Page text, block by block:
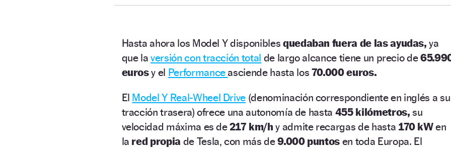
Hasta ahora los Model Y disponibles quedaban fuera de las ayudas, ya
que laversión con tracción total de largo alcance tiene un precio de
eurosy el Performanceasciende hasta los 70.000 euros.
El Model Y Real-Wheel Drive (denominación correspondiente en inglés a su
tracción trasera) ofrece una autonomía de hasta 455 kilómetros, su
velocidad máxima es de217 km/h y admite recargas de hasta 170 kWen
la red propia de Tesla, con más de9.000 puntos en toda Europa. El